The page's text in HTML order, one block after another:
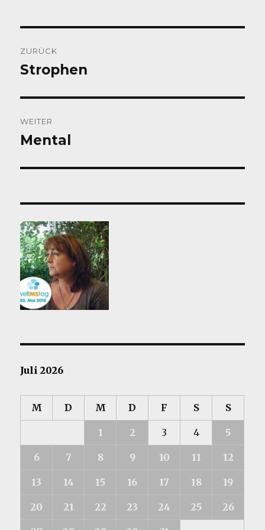
ZURÜCK
Vorheriger
Strophen
WEITER
Nächster
Mental
Juli 2026
M D M D F S S
1 2 3 4 5
6 7 8 9 10 11 12
13 14 15 16 17 18 19
20 21 22 23 24 25 26